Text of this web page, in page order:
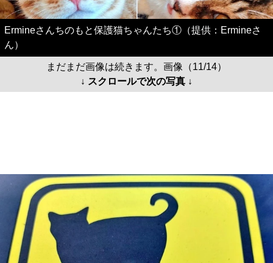
Ermineさんちのもと保護猫ちゃんたち①（提供：Ermineさ
ん）
まだまだ画像は続きます。画像（11/14）
↓ スクロールで次の写真 ↓